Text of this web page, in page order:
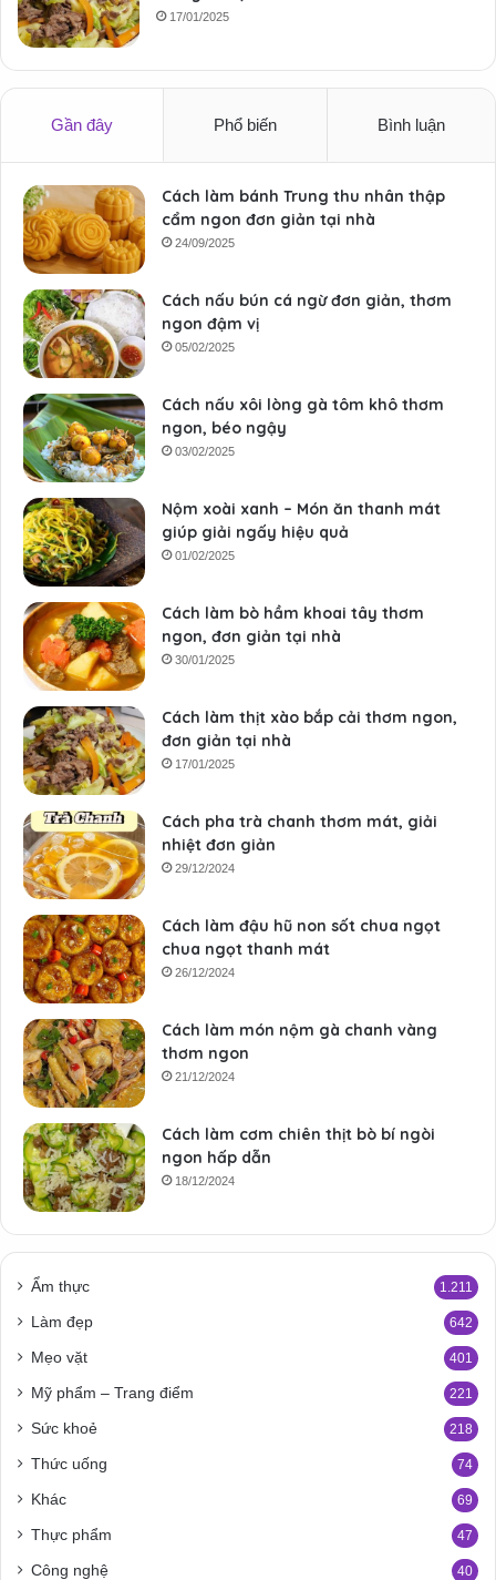
17/01/2025
Gần đây Phổ biến Bình luận
Cách làm bánh Trung thu nhân thập
cẩm ngon đơn giản tại nhà
24/09/2025
Cách nấu bún cá ngừ đơn giản, thơm
ngon đậm vị
05/02/2025
Cách nấu xôi lòng gà tôm khô thơm
ngon, béo ngậy
03/02/2025
Nộm xoài xanh – Món ăn thanh mát
giúp giải ngấy hiệu quả
01/02/2025
Cách làm bò hầm khoai tây thơm
ngon, đơn giản tại nhà
30/01/2025
Cách làm thịt xào bắp cải thơm ngon,
đơn giản tại nhà
17/01/2025
Cách pha trà chanh thơm mát, giải
nhiệt đơn giản
29/12/2024
Cách làm đậu hũ non sốt chua ngọt
chua ngọt thanh mát
26/12/2024
Cách làm món nộm gà chanh vàng
thơm ngon
21/12/2024
Cách làm cơm chiên thịt bò bí ngòi
ngon hấp dẫn
18/12/2024
Ẩm thực 1.211
Làm đẹp 642
Mẹo vặt 401
Mỹ phẩm – Trang điểm 221
Sức khoẻ 218
Thức uống 74
Khác 69
Thực phẩm 47
Công nghệ 40